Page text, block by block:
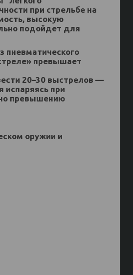
при стрельбе на
высокую
подойдет для
пневматического
превышает
20–30 выстрелов —
испаряясь при
превышению
оружии и